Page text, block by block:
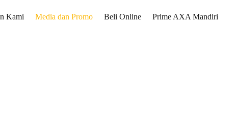
Kami Media dan Promo Beli Online
Prime AXA Mandiri